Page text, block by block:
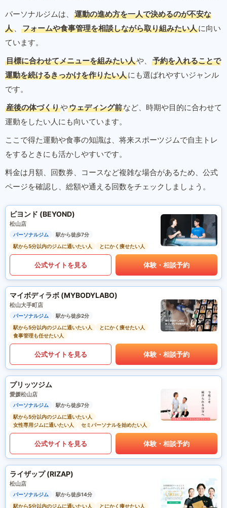
パーソナルジムは、
運動の進め方を一人で決めるのが不安な
人 、 フォームや食事管理を相談しながら取り組みたい人に向い
ています。
目標に合わせてメニューを組みたい人や、
予約を入れることで
運動を続けるきっかけを作りたい人にも選ばれやすいジャンル
です。
産後の体づくりやウェディング前など、時期や目的に合わせて
運動をしたい人にも向いています。
ここで得た運動や食事の知識は、将来スポーツジムで自主トレ
をするときにも活かしやすいです。
料金は月額、回数券、コースなど複雑な場合があるため、公式
ページを確認し、総額や通える回数をチェックしましょう。
ビヨンド (BEYOND)
松山店
パーソナルジム
駅から徒歩7分
駅から5分以内のジムに通いたい人
とにかく痩せたい人
公式サイトを見る 体験・相談予約
マイボディラボ (MYBODYLABO)
松山大手町店
パーソナルジム
駅から徒歩2分
駅から5分以内のジムに通いたい人
とにかく痩せたい人
食事管理も任せたい人
公式サイトを見る 体験・相談予約
プリッツジム
愛媛松山店
パーソナルジム
駅から徒歩7分
駅から5分以内のジムに通いたい人
女性専用ジムに通いたい人
セミパーソナルを始めたい人
公式サイトを見る 体験・相談予約
ライザップ (RIZAP)
松山店
パーソナルジム
駅から徒歩14分
駅から5分以内のジムに通いたい人
とにかく痩せたい人